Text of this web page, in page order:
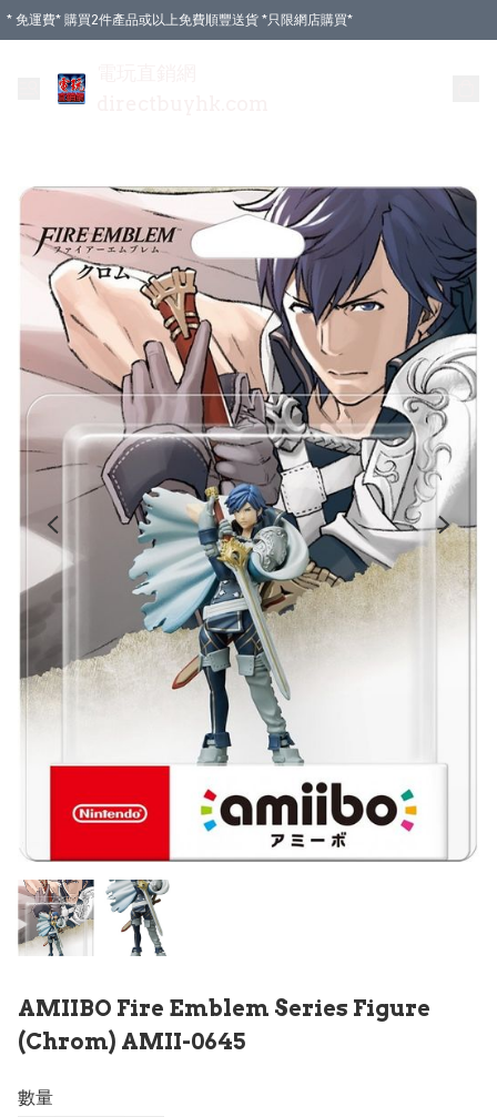
* 免運費* 購買2件產品或以上免費順豐送貨 *只限網店購買*
AMIIBO Fire Emblem Series Figure
(Chrom) AMII-0645
數量